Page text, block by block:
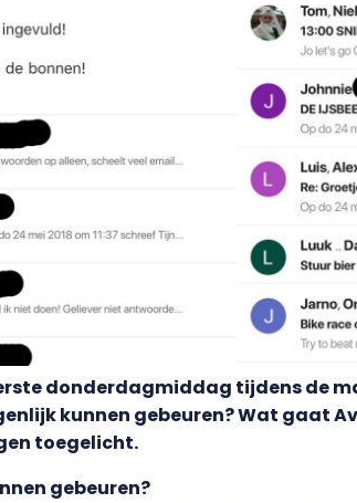
donderdagmiddag tijdens de
kunnen gebeuren? Wat gaat
toegelicht.
gebeuren?